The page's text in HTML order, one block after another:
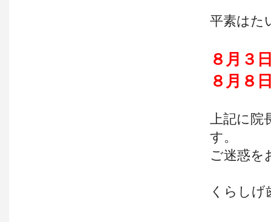
平素はた
８月３
８月８
上記に院
す。
ご迷惑を
くらし